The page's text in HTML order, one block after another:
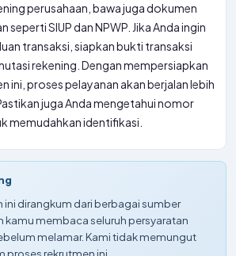
perusahaan, bawa juga dokumen
seperti SIUP dan NPWP. Jika Anda ingin
transaksi, siapkan bukti transaksi
rekening. Dengan mempersiapkan
ini, proses pelayanan akan berjalan lebih
juga Anda mengetahui nomor
memudahkan identifikasi.
dirangkum dari berbagai sumber
kamu membaca seluruh persyaratan
melamar. Kami tidak memungut
proses rekrutmen ini.